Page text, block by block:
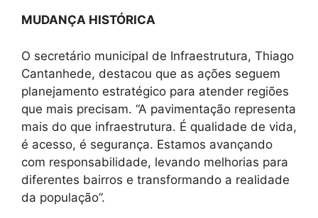
MUDANÇA HISTÓRICA
O secretário municipal de Infraestrutura, Thiago
Cantanhede, destacou que as ações seguem
planejamento estratégico para atender regiões
que mais precisam. “A pavimentação representa
mais do que infraestrutura. É qualidade de vida,
é acesso, é segurança. Estamos avançando
com responsabilidade, levando melhorias para
diferentes bairros e transformando a realidade
da população”.